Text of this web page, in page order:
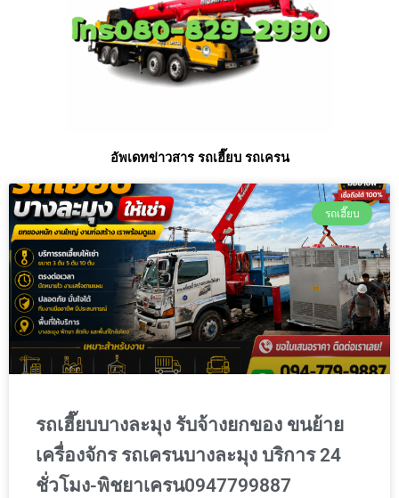
อัพเดทข่าวสาร รถเฮี๊ยบ รถเครน
รถเฮี๊ยบ
รถเฮี๊ยบบางละมุง รับจ้างยกของ ขนย้าย
เครื่องจักร รถเครนบางละมุง บริการ 24
ชั่วโมง-พิชยาเครน0947799887